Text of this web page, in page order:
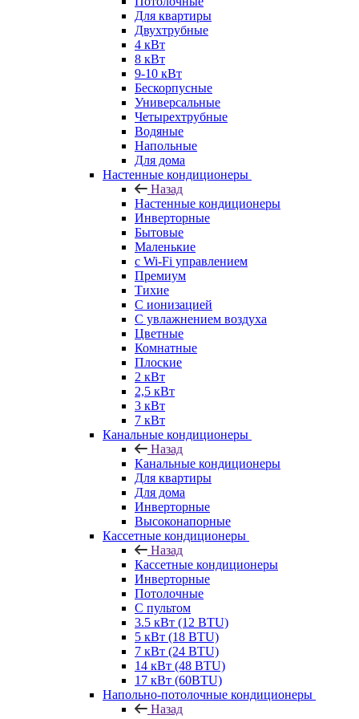
Для квартиры
Двухтрубные
4 кВт
8 кВт
9-10 кВт
Бескорпусные
Универсальные
Четырехтрубные
Водяные
Напольные
Для дома
Настенные кондиционеры
Назад
Настенные кондиционеры
Инверторные
Бытовые
Маленькие
с Wi-Fi управлением
Премиум
Тихие
С ионизацией
С увлажнением воздуха
Цветные
Комнатные
Плоские
2 кВт
2,5 кВт
3 кВт
7 кВт
Канальные кондиционеры
Назад
Канальные кондиционеры
Для квартиры
Для дома
Инверторные
Высоконапорные
Кассетные кондиционеры
Назад
Кассетные кондиционеры
Инверторные
Потолочные
С пультом
3.5 кВт (12 BTU)
5 кВт (18 BTU)
7 кВт (24 BTU)
14 кВт (48 BTU)
17 кВт (60BTU)
Напольно-потолочные кондиционеры
Назад